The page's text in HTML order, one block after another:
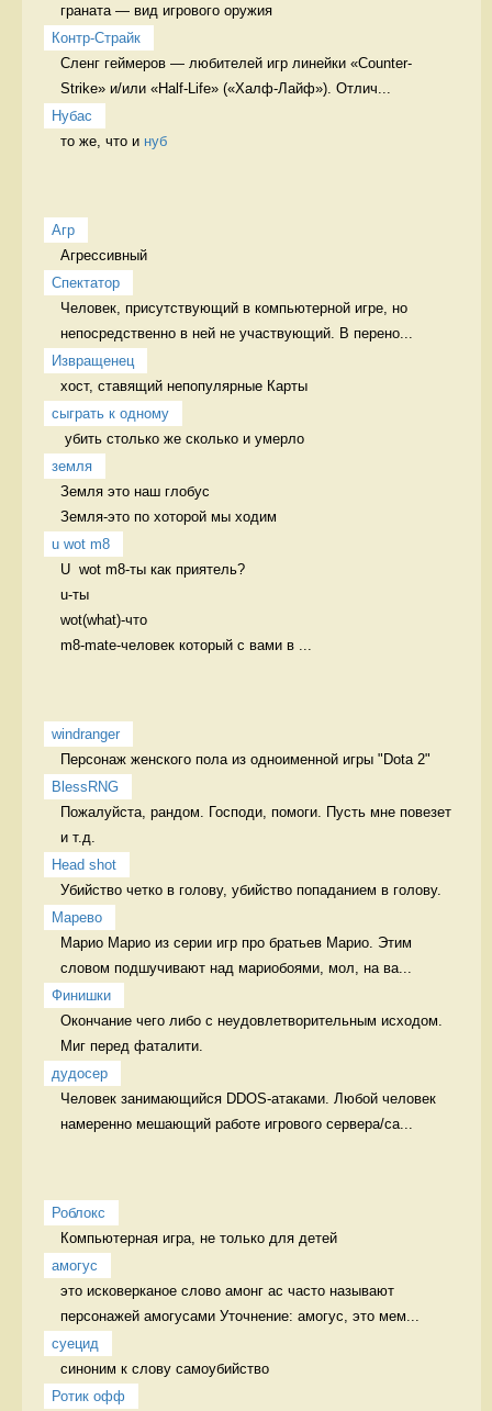
граната — вид игрового оружия
Контр-Страйк
Сленг геймеров — любителей игр линейки «Counter-
Strike» и/или «Half-Life» («Халф-Лайф»). Отлич...
Нубас
то же, что и нуб
Агр
Агрессивный
Спектатор
Человек, присутствующий в компьютерной игре, но
непосредственно в ней не участвующий. В перено...
Извращенец
хост, ставящий непопулярные Карты
сыграть к одному
убить столько же сколько и умерло
земля
Земля это наш глобус
Земля-это по хоторой мы ходим
u wot m8
U  wot m8-ты как приятель?
u-ты
wot(what)-что
m8-mate-человек который с вами в ...
windranger
Персонаж женского пола из одноименной игры "Dota 2"
BlessRNG
Пожалуйста, рандом. Господи, помоги. Пусть мне повезет
и т.д.
Head shot
Убийство четко в голову, убийство попаданием в голову.
Марево
Марио Марио из серии игр про братьев Марио. Этим
словом подшучивают над мариобоями, мол, на ва...
Финишки
Окончание чего либо с неудовлетворительным исходом.
Миг перед фаталити.
дудосер
Человек занимающийся DDOS-атаками. Любой человек
намеренно мешающий работе игрового сервера/са...
Роблокс
Компьютерная игра, не только для детей
амогус
это исковерканое слово амонг ас часто называют
персонажей амогусами Уточнение: амогус, это мем...
суецид
синоним к слову самоубийство
Ротик офф